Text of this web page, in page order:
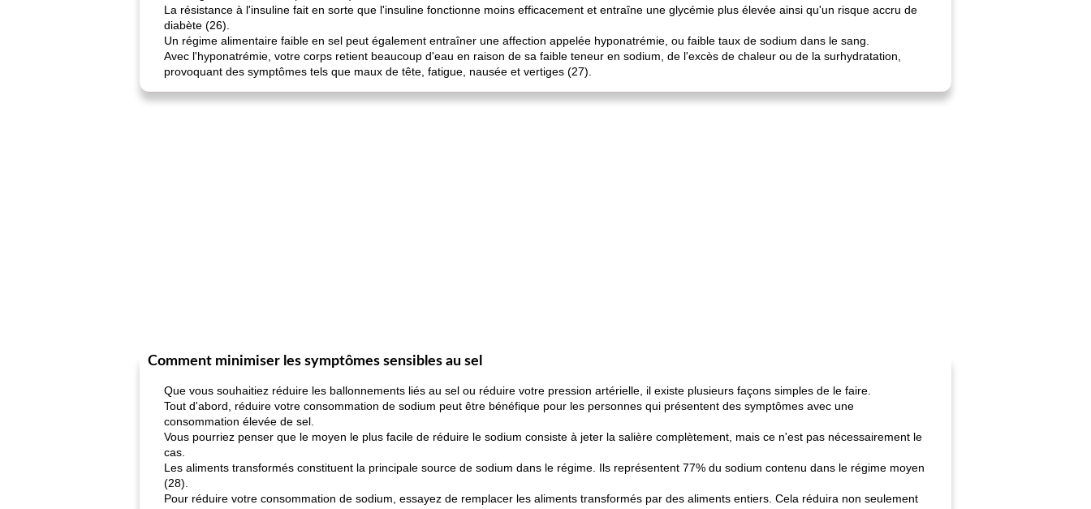
La résistance à l'insuline fait en sorte que l'insuline fonctionne moins efficacement et entraîne une glycémie plus élevée ainsi qu'un risque accru de
diabète (26).
Un régime alimentaire faible en sel peut également entraîner une affection appelée hyponatrémie, ou faible taux de sodium dans le sang.
Avec l'hyponatrémie, votre corps retient beaucoup d'eau en raison de sa faible teneur en sodium, de l'excès de chaleur ou de la surhydratation,
provoquant des symptômes tels que maux de tête, fatigue, nausée et vertiges (27).
Comment minimiser les symptômes sensibles au sel
Que vous souhaitiez réduire les ballonnements liés au sel ou réduire votre pression artérielle, il existe plusieurs façons simples de le faire.
Tout d'abord, réduire votre consommation de sodium peut être bénéfique pour les personnes qui présentent des symptômes avec une
consommation élevée de sel.
Vous pourriez penser que le moyen le plus facile de réduire le sodium consiste à jeter la salière complètement, mais ce n'est pas nécessairement le
cas.
Les aliments transformés constituent la principale source de sodium dans le régime. Ils représentent 77% du sodium contenu dans le régime moyen
(28).
Pour réduire votre consommation de sodium, essayez de remplacer les aliments transformés par des aliments entiers. Cela réduira non seulement